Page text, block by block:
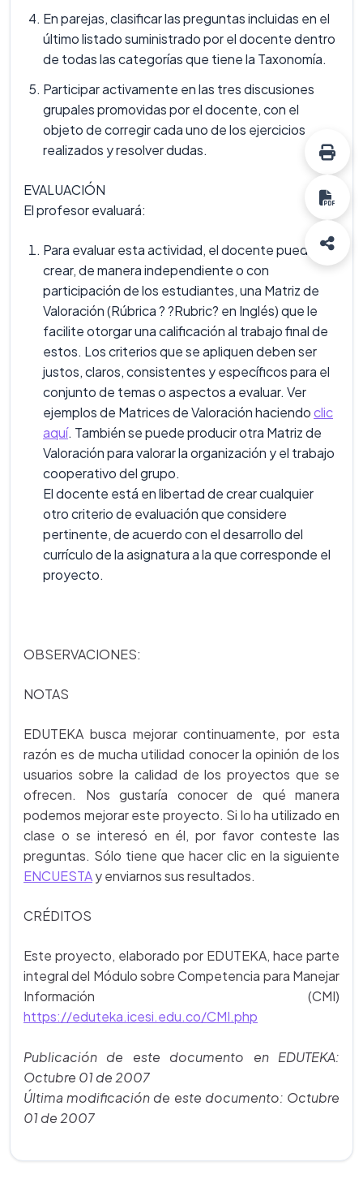
En parejas, clasificar las preguntas incluidas en el
último listado suministrado por el docente dentro
de todas las categorías que tiene la Taxonomía.
Participar activamente en las tres discusiones
grupales promovidas por el docente, con el
objeto de corregir cada uno de los ejercicios
realizados y resolver dudas.
EVALUACIÓN
El profesor evaluará:
Para evaluar esta actividad, el docente puede
crear, de manera independiente o con
participación de los estudiantes, una Matriz de
Valoración (Rúbrica ? ?Rubric? en Inglés) que le
facilite otorgar una calificación al trabajo final de
estos. Los criterios que se apliquen deben ser
justos, claros, consistentes y específicos para el
conjunto de temas o aspectos a evaluar. Ver
ejemplos de Matrices de Valoración haciendoclic
aquí. También se puede producir otra Matriz de
Valoración para valorar la organización y el trabajo
cooperativo del grupo.
El docente está en libertad de crear cualquier
otro criterio de evaluación que considere
pertinente, de acuerdo con el desarrollo del
currículo de la asignatura a la que corresponde el
proyecto.
OBSERVACIONES:
NOTAS
EDUTEKA busca mejorar continuamente, por esta
razón es de mucha utilidad conocer la opinión de los
usuarios sobre la calidad de los proyectos que se
ofrecen. Nos gustaría conocer de qué manera
podemos mejorar este proyecto. Si lo ha utilizado en
clase o se interesó en él, por favor conteste las
preguntas. Sólo tiene que hacer clic en la siguiente
ENCUESTAy enviarnos sus resultados.
CRÉDITOS
Este proyecto, elaborado por EDUTEKA, hace parte
integral del Módulo sobre Competencia para Manejar
Información (CMI)
https://eduteka.icesi.edu.co/CMI.php
Publicación de este documento en EDUTEKA:
Octubre 01 de 2007
Última modificación de este documento: Octubre
01 de 2007